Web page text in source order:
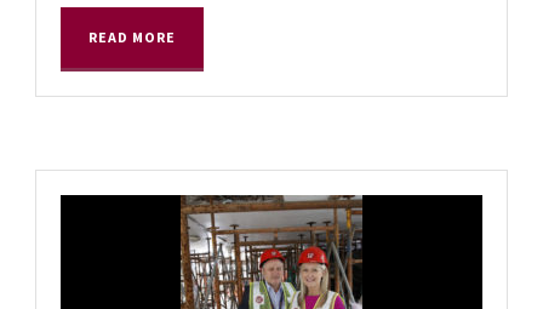
READ MORE